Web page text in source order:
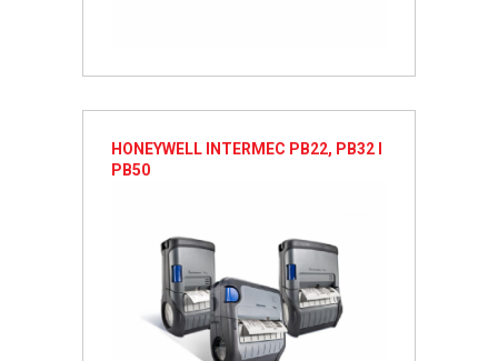
HONEYWELL INTERMEC PB22, PB32 I
PB50